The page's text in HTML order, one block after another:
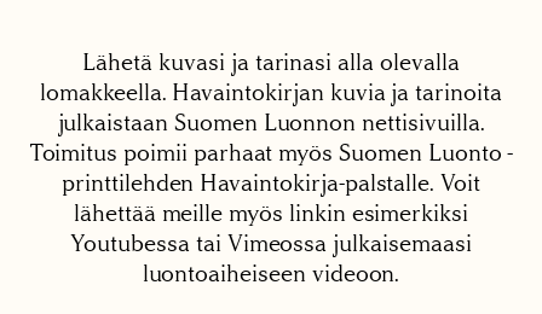
Lähetä kuvasi ja tarinasi alla olevalla
lomakkeella. Havaintokirjan kuvia ja tarinoita
julkaistaan Suomen Luonnon nettisivuilla.
Toimitus poimii parhaat myös Suomen Luonto -
printtilehden Havaintokirja-palstalle. Voit
lähettää meille myös linkin esimerkiksi
Youtubessa tai Vimeossa julkaisemaasi
luontoaiheiseen videoon.